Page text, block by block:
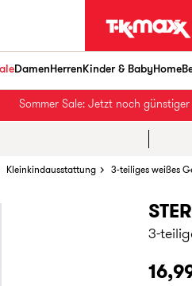
DamenHerrenKinder & BabyHome
Sommer Sale: Jetzt noch günstiger
Kleinkindausstattung 3-teiliges weißes
3-